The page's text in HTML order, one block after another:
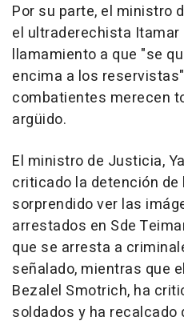
Por su parte, el ministro
el ultraderechista Itamar
llamamiento a que "se
encima a los
combatientes merecen
argüido.
El ministro de Justicia,
criticado la detención
sorprendido ver las
arrestados en Sde
que se arresta a
señalado, mientras que
Bezalel Smotrich, ha
soldados y ha